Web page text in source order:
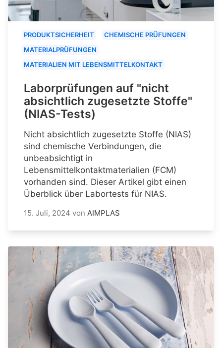
PRODUKTSICHERHEIT
CHEMISCHE PRÜFUNGEN
MATERIALPRÜFUNGEN
MATERIALIEN MIT LEBENSMITTELKONTAKT
Laborprüfungen auf "nicht
absichtlich zugesetzte Stoffe"
(NIAS-Tests)
Nicht absichtlich zugesetzte Stoffe (NIAS)
sind chemische Verbindungen, die
unbeabsichtigt in
Lebensmittelkontaktmaterialien (FCM)
vorhanden sind. Dieser Artikel gibt einen
Überblick über Labortests für NIAS.
15. Juli, 2024 von AIMPLAS